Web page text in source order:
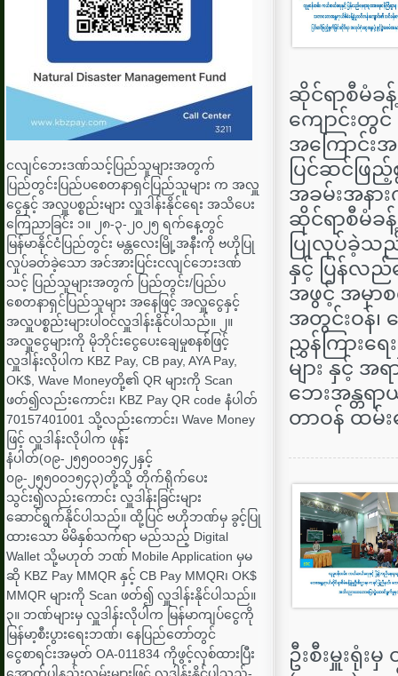
ငလျင်ဘေးဒဏ်သင့်ပြည်သူများအတွက်
ပြည်တွင်းပြည်ပစေတနာရှင်ပြည်သူများ က အလှူ
ငွေနှင့် အလှူပစ္စည်းများ လှူဒါန်းနိုင်ရေး အသိပေး
ကြေညာခြင်း ၁။ ၂၈-၃-၂၀၂၅ ရက်နေ့တွင်
မြန်မာနိုင်ငံပြည်တွင်း မန္တလေးမြို့အနီးကို ဗဟိုပြု
လှုပ်ခတ်ခဲ့သော အင်အားပြင်းငလျင်ဘေးဒဏ်
သင့် ပြည်သူများအတွက် ပြည်တွင်း/ပြည်ပ
စေတနာရှင်ပြည်သူများ အနေဖြင့် အလှူငွေနှင့်
အလှူပစ္စည်းများပါဝင်လှူဒါန်းနိုင်ပါသည်။ ၂။
အလှူငွေများကို မိုဘိုင်းငွေပေးချေမှုစနစ်ဖြင့်
လှူဒါန်းလိုပါက KBZ Pay, CB pay, AYA Pay,
OK$, Wave Moneyတို့၏ QR များကို Scan
ဖတ်၍လည်းကောင်း၊ KBZ Pay QR code နံပါတ်
70157401001 သို့လည်းကောင်း၊ Wave Money
ဖြင့် လှူဒါန်းလိုပါက ဖုန်း
နံပါတ်(၀၉-၂၅၅၀၀၁၅၄၂နှင့်
၀၉-၂၅၅၀၀၁၅၄၃)တို့သို့ တိုက်ရိုက်ပေး
သွင်း၍လည်းကောင်း လှူဒါန်းခြင်းများ
ဆောင်ရွက်နိုင်ပါသည်။ ထို့ပြင် ဗဟိုဘဏ်မှ ခွင့်ပြု
ထားသော မိမိနှစ်သက်ရာ မည်သည့် Digital
Wallet သို့မဟုတ် ဘဏ် Mobile Application မှမ
ဆို KBZ Pay MMQR နှင့် CB Pay MMQR၊ OK$
MMQR များကို Scan ဖတ်၍ လှူဒါန်းနိုင်ပါသည်။
၃။ ဘဏ်များမှ လှူဒါန်းလိုပါက မြန်မာကျပ်ငွေကို
မြန်မာ့စီးပွားရေးဘဏ်၊ နေပြည်တော်တွင်
ငွေစာရင်းအမှတ် OA-011834 ကိုဖွင့်လှစ်ထားပြီး
ဆိုင်ရာစီမံခ
ကျောင်းတွ
အကြောင်း
ပြင်ဆင်ဖ
အခမ်းအနာ
ဆိုင်ရာစီမံခန့်
ပြုလုပ်ခဲ့သ
နှင့် ပြန်လည်
အဖွင့် အမှာစက
အတွင်းဝန်၊
ညွှန်ကြားရေ
များ နှင့်
ဘေးအန္တရာ
တာဝန် ထမ်
ဦးစီးမှူးရုံး